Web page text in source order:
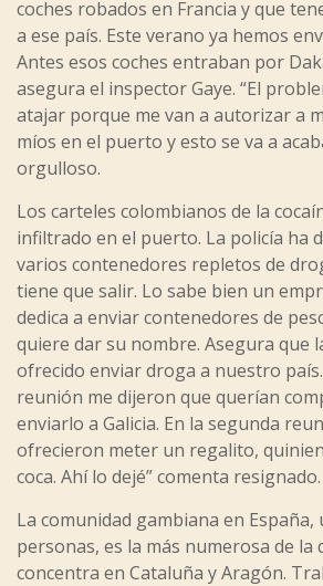
coches robados en Francia y que
a ese país. Este verano ya hemos
Antes esos coches entraban por
asegura el inspector Gaye. “El
atajar porque me van a autorizar a
míos en el puerto y esto se va a
orgulloso.
Los carteles colombianos de la
infiltrado en el puerto. La policía ha
varios contenedores repletos de
tiene que salir. Lo sabe bien un
dedica a enviar contenedores de
quiere dar su nombre. Asegura que
ofrecido enviar droga a nuestro
reunión me dijeron que querían
enviarlo a Galicia. En la segunda
ofrecieron meter un regalito,
coca. Ahí lo dejé” comenta resignado.
La comunidad gambiana en España,
personas, es la más numerosa de la
concentra en Cataluña y Aragón.